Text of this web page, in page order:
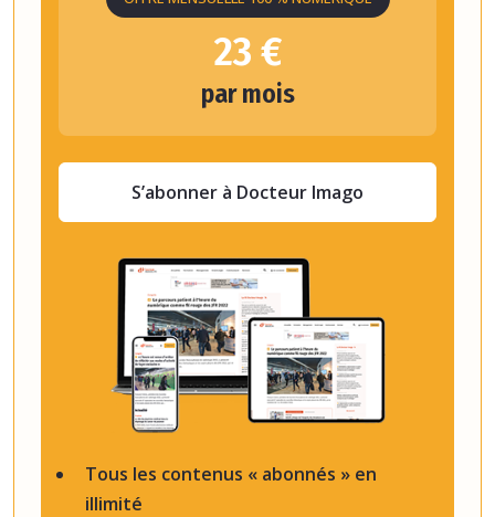
Tous les contenus « abonnés » en
illimité
23 €
par mois
S’abonner à Docteur Imago